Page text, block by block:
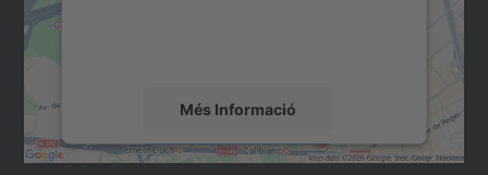
Més Informació
Accepta